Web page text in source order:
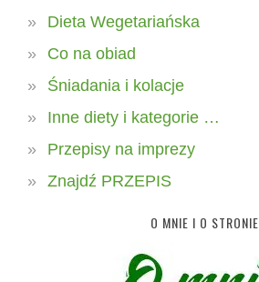
Dieta Wegetariańska
Co na obiad
Śniadania i kolacje
Inne diety i kategorie …
Przepisy na imprezy
Znajdź PRZEPIS
O MNIE I O STRONIE